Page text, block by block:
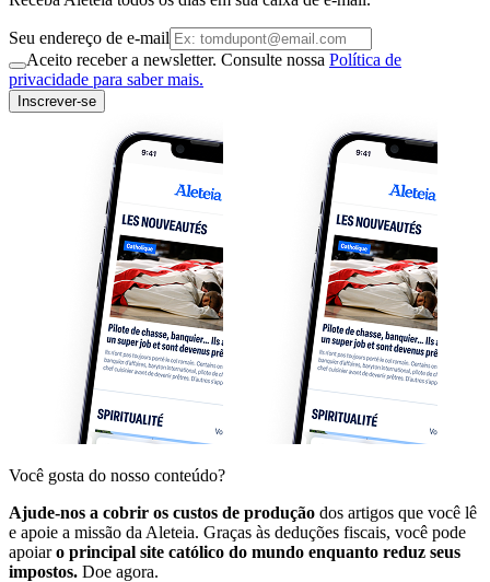
Seu endereço de e-mail
Aceito receber a newsletter. Consulte nossa Política de
privacidade para saber mais.
Inscrever-se
Você gosta do nosso conteúdo?
Ajude-nos a cobrir os custos de produção dos artigos que você lê
e apoie a missão da Aleteia. Graças às deduções fiscais, você pode
apoiaro principal site católico do mundo enquanto reduz seus
impostos. Doe agora.